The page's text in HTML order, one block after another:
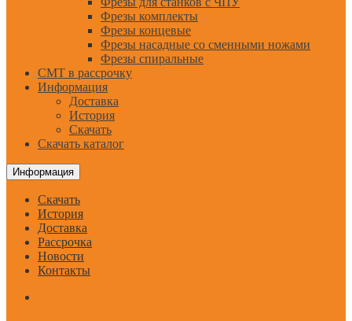
Фрезы комплекты
Фрезы концевые
Фрезы насадные со сменными ножами
Фрезы спиральные
CMT в рассрочку
Информация
Доставка
История
Скачать
Скачать каталог
Информация
Скачать
История
Доставка
Рассрочка
Новости
Контакты